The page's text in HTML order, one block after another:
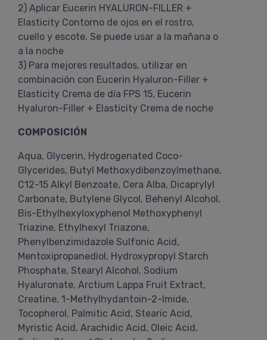
2) Aplicar Eucerin HYALURON-FILLER +
Elasticity Contorno de ojos en el rostro,
cuello y escote. Se puede usar a la mañana o
a la noche
3) Para mejores resultados, utilizar en
combinación con Eucerin Hyaluron-Filler +
Elasticity Crema de día FPS 15, Eucerin
Hyaluron-Filler + Elasticity Crema de noche
COMPOSICIÓN
Aqua, Glycerin, Hydrogenated Coco-
Glycerides, Butyl Methoxydibenzoylmethane,
C12-15 Alkyl Benzoate, Cera Alba, Dicaprylyl
Carbonate, Butylene Glycol, Behenyl Alcohol,
Bis-Ethylhexyloxyphenol Methoxyphenyl
Triazine, Ethylhexyl Triazone,
Phenylbenzimidazole Sulfonic Acid,
Mentoxipropanediol, Hydroxypropyl Starch
Phosphate, Stearyl Alcohol, Sodium
Hyaluronate, Arctium Lappa Fruit Extract,
Creatine, 1-Methylhydantoin-2-Imide,
Tocopherol, Palmitic Acid, Stearic Acid,
Myristic Acid, Arachidic Acid, Oleic Acid,